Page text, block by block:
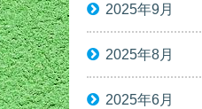
2025年9月
2025年8月
2025年6月